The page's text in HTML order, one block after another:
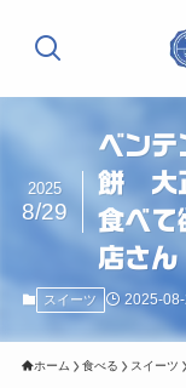
ベンテ
餅 大
食べて
店さん
2025
8/29
スイーツ 2025-
ホーム 食べる スイーツ